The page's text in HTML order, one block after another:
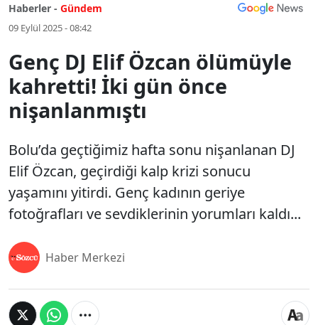
Haberler - Gündem
09 Eylül 2025 - 08:42
Genç DJ Elif Özcan ölümüyle
kahretti! İki gün önce
nişanlanmıştı
Bolu’da geçtiğimiz hafta sonu nişanlanan DJ
Elif Özcan, geçirdiği kalp krizi sonucu
yaşamını yitirdi. Genç kadının geriye
fotoğrafları ve sevdiklerinin yorumları kaldı...
Haber Merkezi